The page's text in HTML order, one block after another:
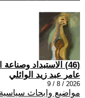
(46) الاستبداد وصناعة الوعي
عامر عبد زيد الوائلي
2026 / 8 / 9
مواضيع وابحاث سياسية